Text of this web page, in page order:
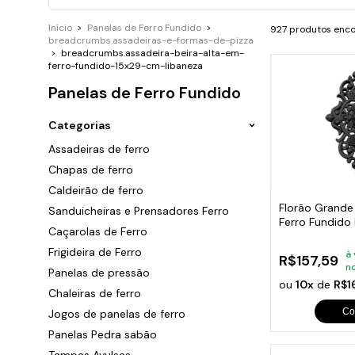
Início > Panelas de Ferro Fundido >
breadcrumbs.assadeiras-e-formas-de-pizza
> breadcrumbs.assadeira-beira-alta-em-
ferro-fundido-15x29-cm-libaneza
Panelas de Ferro Fundido
Categorias
Assadeiras de ferro
Chapas de ferro
Caldeirão de ferro
Sanduicheiras e Prensadores Ferro
Caçarolas de Ferro
Frigideira de Ferro
Panelas de pressão
Chaleiras de ferro
Jogos de panelas de ferro
Panelas Pedra sabão
927 produtos
Florão
Ferro
R$157,59
à
ou10x de